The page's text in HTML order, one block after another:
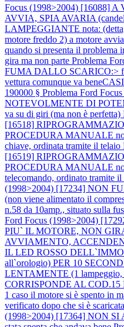
Focus (1998>2004) [16088]
AVVIA, SPIA AVARIA
LAMPEGGIANTE nota:
motore freddo 2) a motore
quando si presenta il problema
gira ma non parte Problema
FUMA DALLO SCARICO:>
vettura comunque va
190000 § Problema Ford
NOTEVOLMENTE DI
va su di giri (ma non è perfetta)
[16518]
PROCEDURA MANUALE
chiave, ordinata tramite il telaio
[16519]
PROCEDURA MANUALE
telecomando, ordinato tramite il
(1998>2004) [17234] NON
(non viene alimentato il
n.58 da 10amp., situato sulla
Ford Focus (1998>2004)
PIU` IL MOTORE, NON
AVVIAMENTO,
IL LED ROSSO
all`orologio) PER 10
LENTAMENTE (1 lampeggio,
CORRISPONDE AL
1 caso il motore si è spento in
verificato dopo che si è
(1998>2004) [17364] NON